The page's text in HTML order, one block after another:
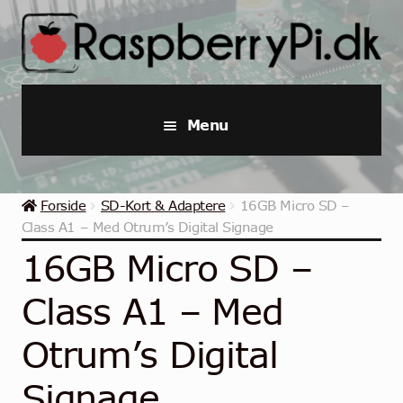
Spring
til
navigation
Spring
til
indhold
Menu
Raspberry Pi
Startpakker & Kits
Industriel Raspberry Pi
Raspberry Pi Tilbehør
Samlinger
Forside SD-Kort & Adaptere
16GB Micro SD –
Class A1 – Med Otrum’s Digital Signage
16GB Micro SD –
Class A1 – Med
Otrum’s Digital